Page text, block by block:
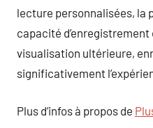
lecture personnalisées, la
capacité
visualisation ultérieure,
significativement
Plus d’infos à propos de